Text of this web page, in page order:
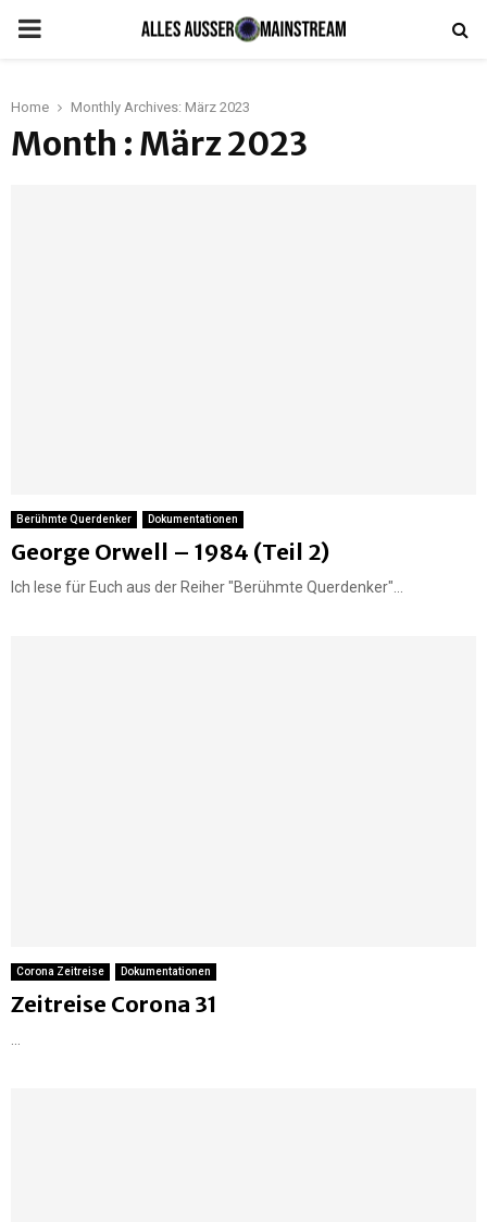
PRIMARY
Home Monthly Archives: März 2023
Month : März 2023
Berühmte Querdenker Dokumentationen
George Orwell – 1984 (Teil 2)
Ich lese für Euch aus der Reiher "Berühmte Querdenker"...
Corona Zeitreise Dokumentationen
Zeitreise Corona 31